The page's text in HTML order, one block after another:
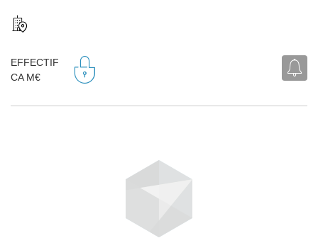
EFFECTIF
CA M€